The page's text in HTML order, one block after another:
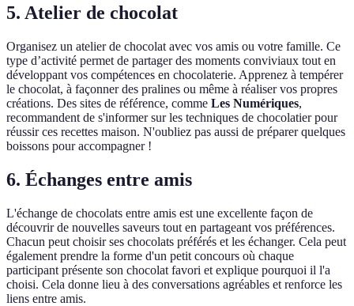
5. Atelier de chocolat
Organisez un atelier de chocolat avec vos amis ou votre famille. Ce
type d’activité permet de partager des moments conviviaux tout en
développant vos compétences en chocolaterie. Apprenez à tempérer
le chocolat, à façonner des pralines ou même à réaliser vos propres
créations. Des sites de référence, comme Les Numériques,
recommandent de s'informer sur les techniques de chocolatier pour
réussir ces recettes maison. N'oubliez pas aussi de préparer quelques
boissons pour accompagner !
6. Échanges entre amis
L'échange de chocolats entre amis est une excellente façon de
découvrir de nouvelles saveurs tout en partageant vos préférences.
Chacun peut choisir ses chocolats préférés et les échanger. Cela peut
également prendre la forme d'un petit concours où chaque
participant présente son chocolat favori et explique pourquoi il l'a
choisi. Cela donne lieu à des conversations agréables et renforce les
liens entre amis.